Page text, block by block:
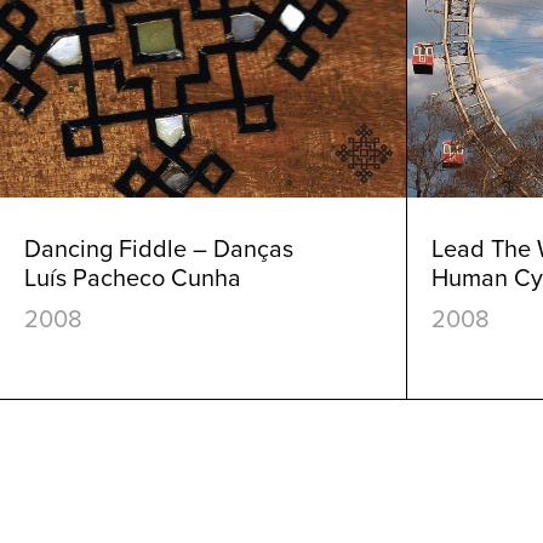
Dancing Fiddle – Danças
Luís Pacheco Cunha
2008
Lead The
Human
2008